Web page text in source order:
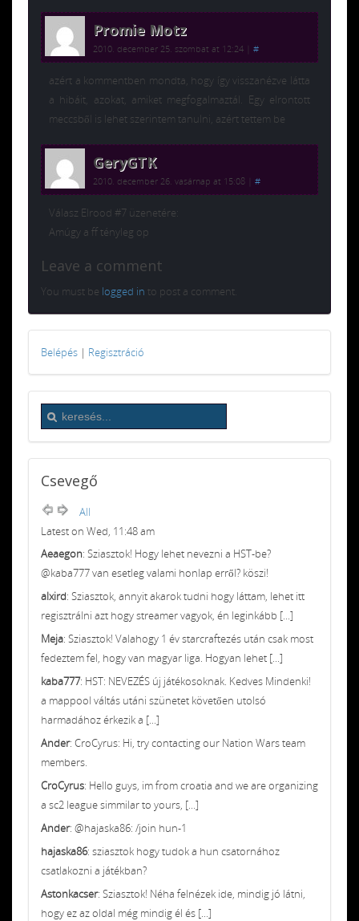
Promie Motz
2010. december 25. szombat at 12:24 #
azért a kommentben mondta, hogy így visszanézve látta
a hibáit, azokat, amiket megfogalmaztál. Egy elrontott
meccsből is lehet szerintem tanulni, azért tettem be
GeryGTK
2010. december 26. vasárnap at 15:08 #
Válasz Elrood #7 üzenetére:
Amúgy a ff tényleg op
Leave a comment
You must be logged in to post a comment.
Belépés | Regisztráció
Csevegő
All
Latest on Wed, 11:48 am
Aeaegon: Sziasztok! Hogy lehet nevezni a HST-be?
@kaba777 van esetleg valami honlap erről? köszi!
alxird: Sziasztok, annyit akarok tudni hogy láttam, lehet itt
regisztrálni azt hogy streamer vagyok, én leginkább [...]
Meja: Sziasztok! Valahogy 1 év starcraftezés után csak most
fedeztem fel, hogy van magyar liga. Hogyan lehet [...]
kaba777: HST: NEVEZÉS új játékosoknak. Kedves Mindenki!
a mappool váltás utáni szünetet követően utolsó
harmadához érkezik a [...]
Ander: CroCyrus: Hi, try contacting our Nation Wars team
members.
CroCyrus: Hello guys, im from croatia and we are organizing
a sc2 league simmilar to yours, [...]
Ander: @hajaska86: /join hun-1
hajaska86: sziasztok hogy tudok a hun csatornához
csatlakozni a játékban?
Astonkacser: Sziasztok! Néha felnézek ide, mindig jó látni,
hogy ez az oldal még mindig él és [...]